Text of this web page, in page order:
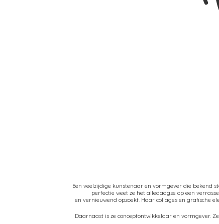
Een veelzijdige kunstenaar en vormgever die bekend
perfectie weet ze het alledaagse op een
en vernieuwend opzoekt. Haar collages en grafische
Daarnaast is ze conceptontwikkelaar en vormgever.